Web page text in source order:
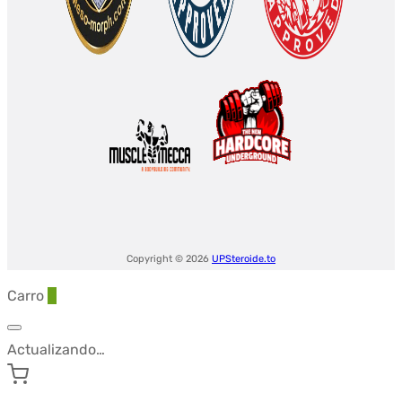
Copyright © 2026 UPSteroide.to
Carro
Actualizando…